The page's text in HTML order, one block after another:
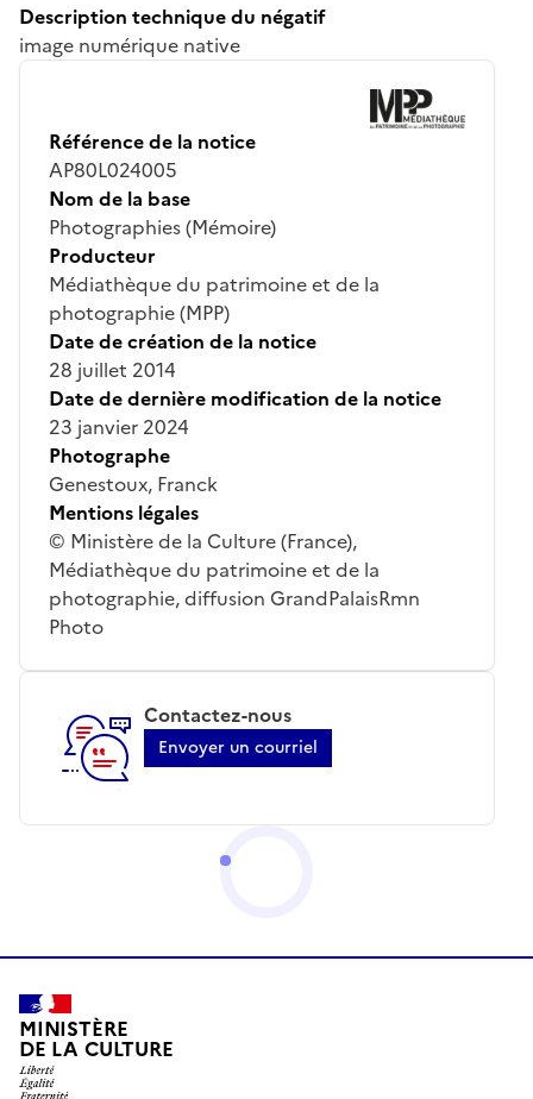
Description technique du négatif
image numérique native
Référence de la notice
AP80L024005
Nom de la base
Photographies (Mémoire)
Producteur
Médiathèque du patrimoine et de la
photographie (MPP)
Date de création de la notice
28 juillet 2014
Date de dernière modification de la notice
23 janvier 2024
Photographe
Genestoux, Franck
Mentions légales
© Ministère de la Culture (France),
Médiathèque du patrimoine et de la
photographie, diffusion GrandPalaisRmn
Photo
Contactez-nous
Envoyer un courriel
MINISTÈRE
DE LA CULTURE